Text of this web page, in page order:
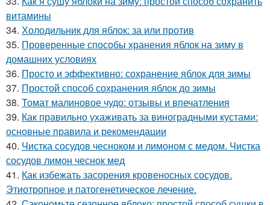
витамины
34. Холодильник для яблок: за или против
35. Проверенные способы хранения яблок на зиму в
домашних условиях
36. Просто и эффективно: сохранение яблок для зимы
37. Простой способ сохранения яблок до зимы
38. Томат малиновое чудо: отзывы и впечатления
39. Как правильно ухаживать за виноградными кустами:
основные правила и рекомендации
40. Чистка сосудов чесноком и лимоном с медом. Чистка
сосудов лимон чеснок мед
41. Как избежать засорения кровеносных сосудов.
Этиотропное и патогенетическое лечение.